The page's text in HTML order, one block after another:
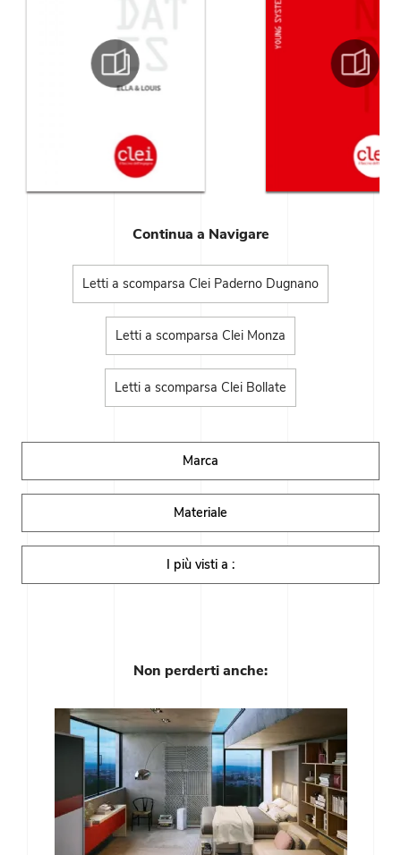
Continua a Navigare
Letti a scomparsa Clei Paderno Dugnano
Letti a scomparsa Clei Monza
Letti a scomparsa Clei Bollate
Marca
Materiale
I più visti a :
Non perderti anche: